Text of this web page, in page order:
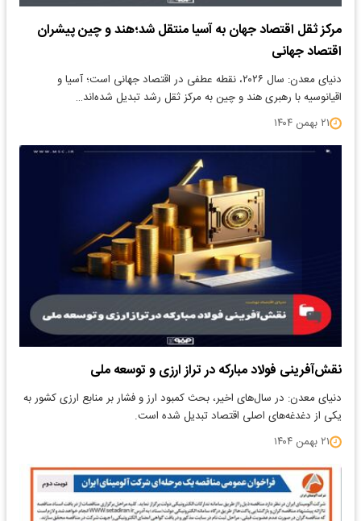
مرکز ثقل اقتصاد جهان به آسیا منتقل شد؛هند و چین پیشران
اقتصاد جهانی
دنیای معدن: سال ۲۰۲۶، نقطه عطفی در اقتصاد جهانی است؛ آسیا و
اقیانوسیه با رهبری هند و چین به مرکز ثقل رشد تبدیل شده‌اند…
۲۱ بهمن ۱۴۰۴
نقش‌آفرینی فولاد مبارکه در تراز ارزی و توسعه ملی
دنیای معدن: در سال‌های اخیر، بحث کمبود ارز و فشار بر منابع ارزی کشور به
یکی از دغدغه‌های اصلی اقتصاد تبدیل شده است.
۲۱ بهمن ۱۴۰۴